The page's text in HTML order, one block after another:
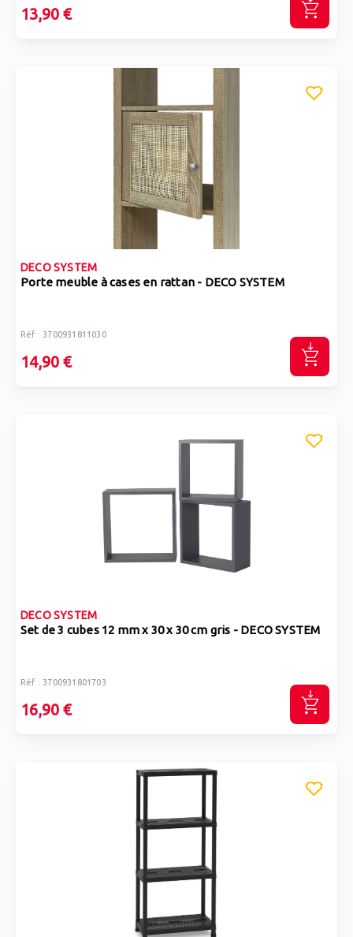
13,90 €
DECO SYSTEM
Porte meuble à cases en rattan - DECO SYSTEM
Réf : 3700931811030
14,90 €
DECO SYSTEM
Set de 3 cubes 12 mm x 30 x 30 cm gris - DECO SYSTEM
Réf : 3700931801703
16,90 €